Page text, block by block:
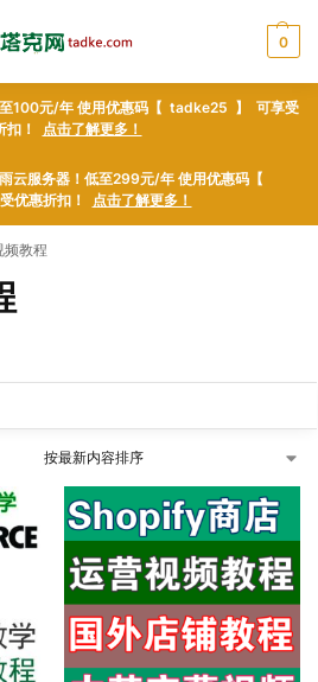
0
100元/年 使用优惠码【 tadke25 】 可享受
扣！
点击了解更多！
雨云服务器！低至299元/年 使用优惠码【
优惠折扣！ 点击了解更多！
频教程